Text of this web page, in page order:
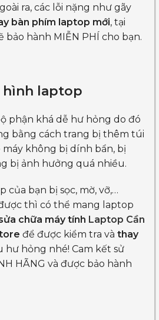
ra, các lỗi nặng như gãy
bàn phím laptop mới, tại
bảo hành MIỄN PHÍ cho bạn.
hình laptop
phận khá dễ hư hỏng do đó
bằng cách trang bị thêm túi
máy không bị dính bẩn, bị
bị ảnh hưởng quá nhiều.
của bạn bị sọc, mờ, vỡ,…
thì có thể mang laptop
chữa máy tính Laptop Cần
để được kiểm tra và thay
hư hỏng nhé! Cam kết sử
HÃNG và được bảo hành